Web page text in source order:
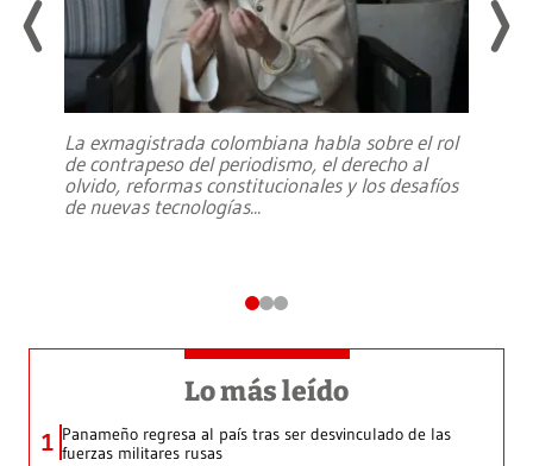
La exmagistrada colombiana habla sobre el rol
de contrapeso del periodismo, el derecho al
olvido, reformas constitucionales y los desafíos
de nuevas tecnologías...
Lo más leído
1 Panameño regresa al país tras ser desvinculado de las
fuerzas militares rusas